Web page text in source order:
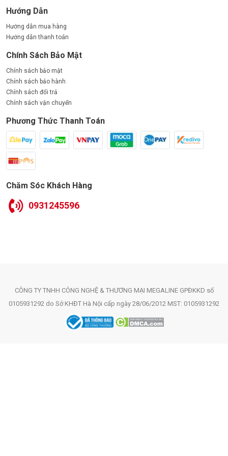
Hướng Dẫn
Hướng dẫn mua hàng
Hướng dẫn thanh toán
Chính Sách Bảo Mật
Chính sách bảo mật
Chính sách bảo hành
Chính sách đổi trả
Chính sách vận chuyển
Phương Thức Thanh Toán
Chăm Sóc Khách Hàng
0931245596
CÔNG TY TNHH CÔNG NGHỆ & THƯƠNG MẠI MEGALINE GPĐKKD số
0105931292 do Sở KHĐT Hà Nội cấp ngày 28/06/2012 MST: 0105931292